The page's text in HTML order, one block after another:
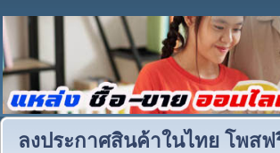
ลงประกาศสินค้าในไทย โพสฟ